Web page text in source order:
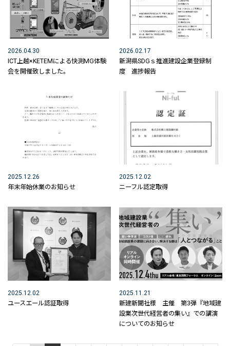
2026.04.30
ICT上越×KETEMによる快測MG体験
会を開催致しました。
2026.02.17
新潟県SDGｓ推進建設企業登録制
度 進捗報告
2025.12.26
年末年始休業のお知らせ
2025.12.02
ニーフル認定取得
2025.12.02
ユースエール認証取得
2025.11.21
新建新聞社様 主催 第3弾『地域建
設業次世代経営者の集い』での講演
についてのお知らせ
2021年計画
建設DX MOVIE
工務ディレクター
3Dオブジェクト
事業内容
土木事業
技術紹介
お知らせ
採用情報
採用メッセージ
社員インタビュー